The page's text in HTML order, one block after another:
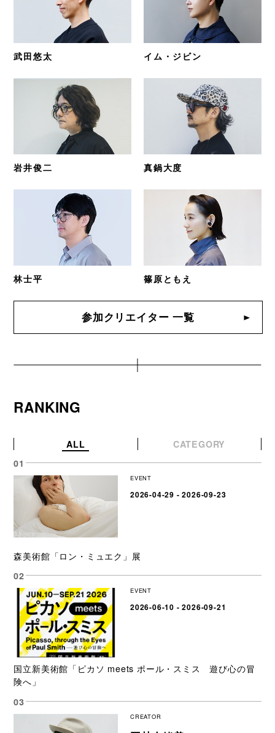
武田悠太 イム・ジビン
岩井俊二 真鍋大度
林士平 篠原ともえ
参加クリエイター 一覧
RANKING
ALL CATEGORY
EVENT
2026-04-29 - 2026-09-23
森美術館「ロン・ミュエク」展
EVENT
2026-06-10 - 2026-09-21
国立新美術館「ピカソ meets ポール・スミス 遊び心の冒
険へ」
CREATOR